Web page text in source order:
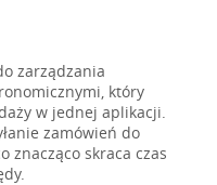
zarządzania
który
w jednej aplikacji.
zamówień do
znacząco skraca czas